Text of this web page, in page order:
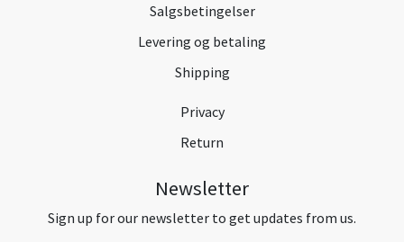
Salgsbetingelser
Levering og betaling
Shipping
Privacy
Return
Newsletter
Sign up for our newsletter to get updates from us.